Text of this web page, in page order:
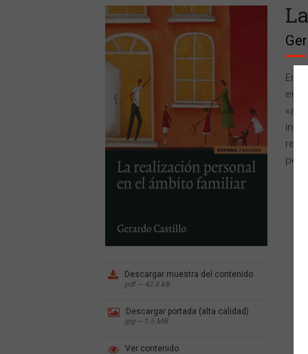
Descargar muestra del contenido
pdf ~ 42.8 kB
Descargar portada (alta calidad)
jpg ~ 1.5 MB
Ver contenido
En
en